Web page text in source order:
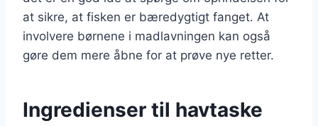
at sikre, at fisken er bæredygtigt fanget. At
involvere børnene i madlavningen kan også
gøre dem mere åbne for at prøve nye retter.
Ingredienser til havtaske